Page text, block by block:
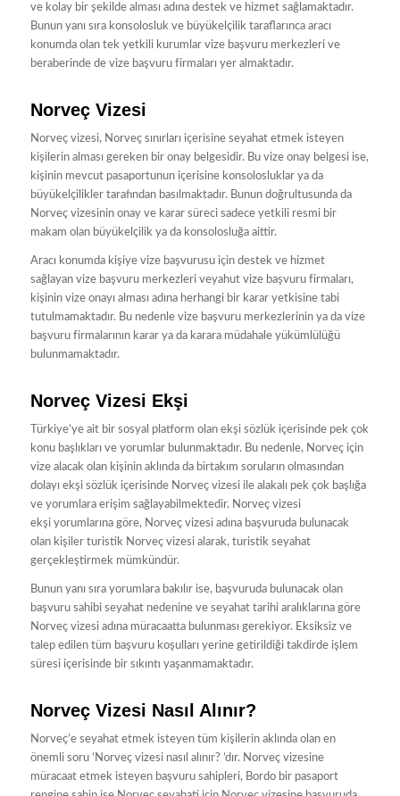
ve kolay bir şekilde alması adına destek ve hizmet sağlamaktadır.
Bunun yanı sıra konsolosluk ve büyükelçilik taraflarınca aracı
konumda olan tek yetkili kurumlar vize başvuru merkezleri ve
beraberinde de vize başvuru firmaları yer almaktadır.
Norveç Vizesi
Norveç vizesi, Norveç sınırları içerisine seyahat etmek isteyen
kişilerin alması gereken bir onay belgesidir. Bu vize onay belgesi ise,
kişinin mevcut pasaportunun içerisine konsolosluklar ya da
büyükelçilikler tarafından basılmaktadır. Bunun doğrultusunda da
Norveç vizesinin onay ve karar süreci sadece yetkili resmi bir
makam olan büyükelçilik ya da konsolosluğa aittir.
Aracı konumda kişiye vize başvurusu için destek ve hizmet
sağlayan vize başvuru merkezleri veyahut vize başvuru firmaları,
kişinin vize onayı alması adına herhangi bir karar yetkisine tabi
tutulmamaktadır. Bu nedenle vize başvuru merkezlerinin ya da vize
başvuru firmalarının karar ya da karara müdahale yükümlülüğü
bulunmamaktadır.
Norveç Vizesi Ekşi
Türkiye’ye ait bir sosyal platform olan ekşi sözlük içerisinde pek çok
konu başlıkları ve yorumlar bulunmaktadır. Bu nedenle, Norveç için
vize alacak olan kişinin aklında da birtakım soruların olmasından
dolayı ekşi sözlük içerisinde Norveç vizesi ile alakalı pek çok başlığa
ve yorumlara erişim sağlayabilmektedir. Norveç vizesi
ekşi yorumlarına göre, Norveç vizesi adına başvuruda bulunacak
olan kişiler turistik Norveç vizesi alarak, turistik seyahat
gerçekleştirmek mümkündür.
Bunun yanı sıra yorumlara bakılır ise, başvuruda bulunacak olan
başvuru sahibi seyahat nedenine ve seyahat tarihi aralıklarına göre
Norveç vizesi adına müracaatta bulunması gerekiyor. Eksiksiz ve
talep edilen tüm başvuru koşulları yerine getirildiği takdirde işlem
süresi içerisinde bir sıkıntı yaşanmamaktadır.
Norveç Vizesi Nasıl Alınır?
Norveç’e seyahat etmek isteyen tüm kişilerin aklında olan en
önemli soru ’Norveç vizesi nasıl alınır? ’dır. Norveç vizesine
müracaat etmek isteyen başvuru sahipleri, Bordo bir pasaport